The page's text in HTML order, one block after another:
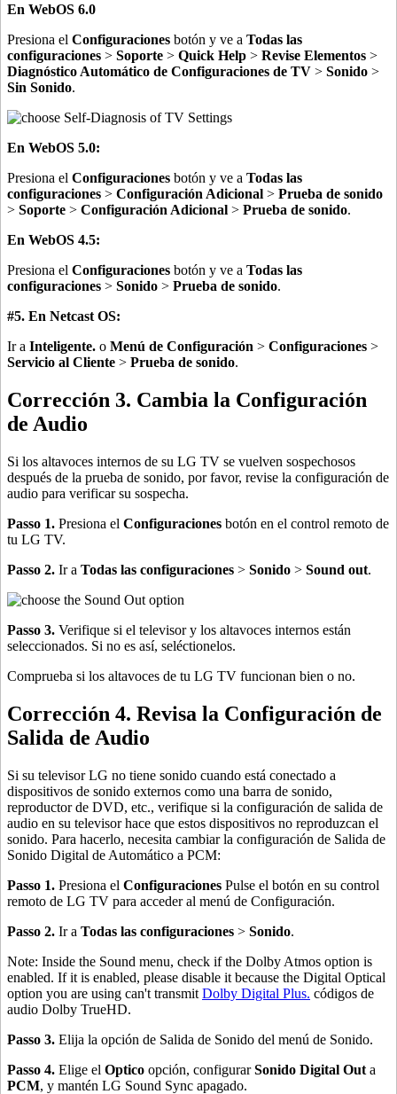
En WebOS 6.0
Presiona el Configuraciones botón y ve a Todas las
configuraciones > Soporte > Quick Help > Revise Elementos >
Diagnóstico Automático de Configuraciones de TV > Sonido >
Sin Sonido.
En WebOS 5.0:
Presiona el Configuraciones botón y ve a Todas las
configuraciones > Configuración Adicional > Prueba de sonido
> Soporte > Configuración Adicional > Prueba de sonido.
En WebOS 4.5:
Presiona el Configuraciones botón y ve a Todas las
configuraciones > Sonido > Prueba de sonido.
#5. En Netcast OS:
Ir a Inteligente. o Menú de Configuración > Configuraciones >
Servicio al Cliente > Prueba de sonido.
Corrección 3. Cambia la Configuración
de Audio
Si los altavoces internos de su LG TV se vuelven sospechosos
después de la prueba de sonido, por favor, revise la configuración de
audio para verificar su sospecha.
Passo 1. Presiona el Configuraciones botón en el control remoto de
tu LG TV.
Passo 2. Ir a Todas las configuraciones > Sonido > Sound out.
Passo 3. Verifique si el televisor y los altavoces internos están
seleccionados. Si no es así, seléctionelos.
Comprueba si los altavoces de tu LG TV funcionan bien o no.
Corrección 4. Revisa la Configuración de
Salida de Audio
Si su televisor LG no tiene sonido cuando está conectado a
dispositivos de sonido externos como una barra de sonido,
reproductor de DVD, etc., verifique si la configuración de salida de
audio en su televisor hace que estos dispositivos no reproduzcan el
sonido. Para hacerlo, necesita cambiar la configuración de Salida de
Sonido Digital de Automático a PCM:
Passo 1. Presiona el Configuraciones Pulse el botón en su control
remoto de LG TV para acceder al menú de Configuración.
Passo 2. Ir a Todas las configuraciones > Sonido.
Note: Inside the Sound menu, check if the Dolby Atmos option is
enabled. If it is enabled, please disable it because the Digital Optical
option you are using can't transmit Dolby Digital Plus. códigos de
audio Dolby TrueHD.
Passo 3. Elija la opción de Salida de Sonido del menú de Sonido.
Passo 4. Elige el Optico opción, configurarSonido Digital Out a
PCM, y mantén LG Sound Sync apagado.